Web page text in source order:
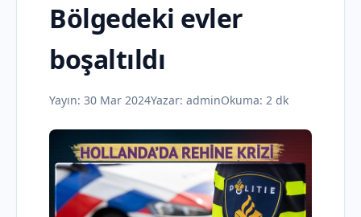
Bölgedeki evler
boşaltıldı
Yayın: 30 Mar 2024Yazar: adminOkuma: 2 dk